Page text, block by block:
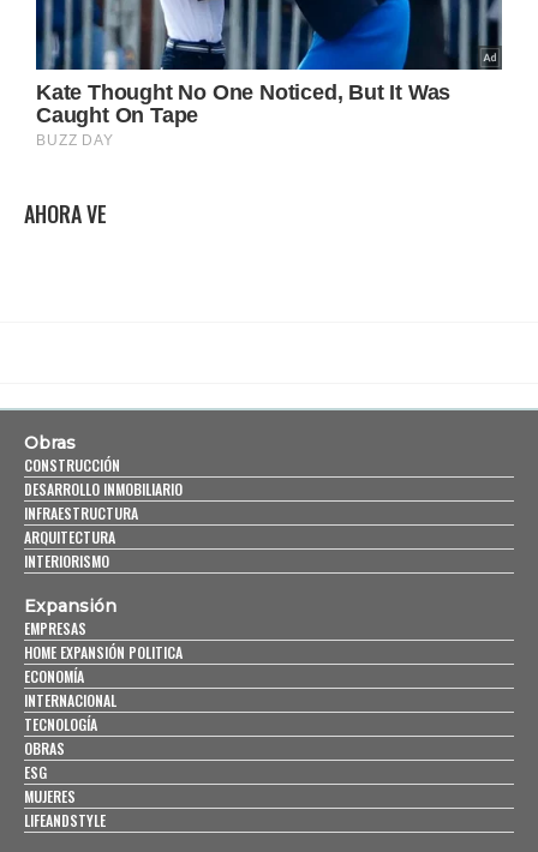
AHORA VE
Obras
CONSTRUCCIÓN
DESARROLLO INMOBILIARIO
INFRAESTRUCTURA
ARQUITECTURA
INTERIORISMO
Expansión
EMPRESAS
HOME EXPANSIÓN POLITICA
ECONOMÍA
INTERNACIONAL
TECNOLOGÍA
OBRAS
ESG
MUJERES
LIFEANDSTYLE